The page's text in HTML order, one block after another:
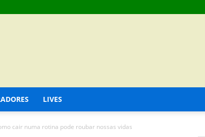
LIVES
cair numa rotina pode roubar nossas vidas